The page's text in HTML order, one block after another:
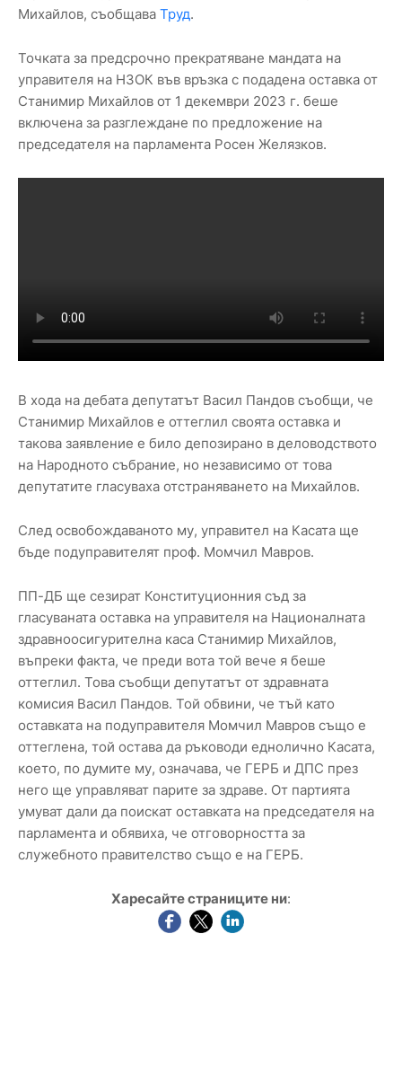
Михайлов, съобщава Труд.
Точката за предсрочно прекратяване мандата на
управителя на НЗОК във връзка с подадена оставка от
Станимир Михайлов от 1 декември 2023 г. беше
включена за разглеждане по предложение на
председателя на парламента Росен Желязков.
В хода на дебата депутатът Васил Пандов съобщи, че
Станимир Михайлов е оттеглил своята оставка и
такова заявление е било депозирано в деловодството
на Народното събрание, но независимо от това
депутатите гласуваха отстраняването на Михайлов.
След освобождаваното му, управител на Касата ще
бъде подуправителят проф. Момчил Мавров.
ПП-ДБ ще сезират Конституционния съд за
гласуваната оставка на управителя на Националната
здравноосигурителна каса Станимир Михайлов,
въпреки факта, че преди вота той вече я беше
оттеглил. Това съобщи депутатът от здравната
комисия Васил Пандов. Той обвини, че тъй като
оставката на подуправителя Момчил Мавров също е
оттеглена, той остава да ръководи еднолично Касата,
което, по думите му, означава, че ГЕРБ и ДПС през
него ще управляват парите за здраве. От партията
умуват дали да поискат оставката на председателя на
парламента и обявиха, че отговорността за
служебното правителство също е на ГЕРБ.
Харесайте страниците ни: